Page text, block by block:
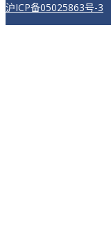
沪ICP备05025863号-3